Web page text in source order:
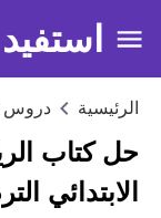
استفيد
الرئيسية دروس
حل كتاب
الابتدائي الترم